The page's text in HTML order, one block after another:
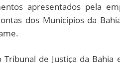
apresentados pela
dos Municípios da
de Justiça da Bahia